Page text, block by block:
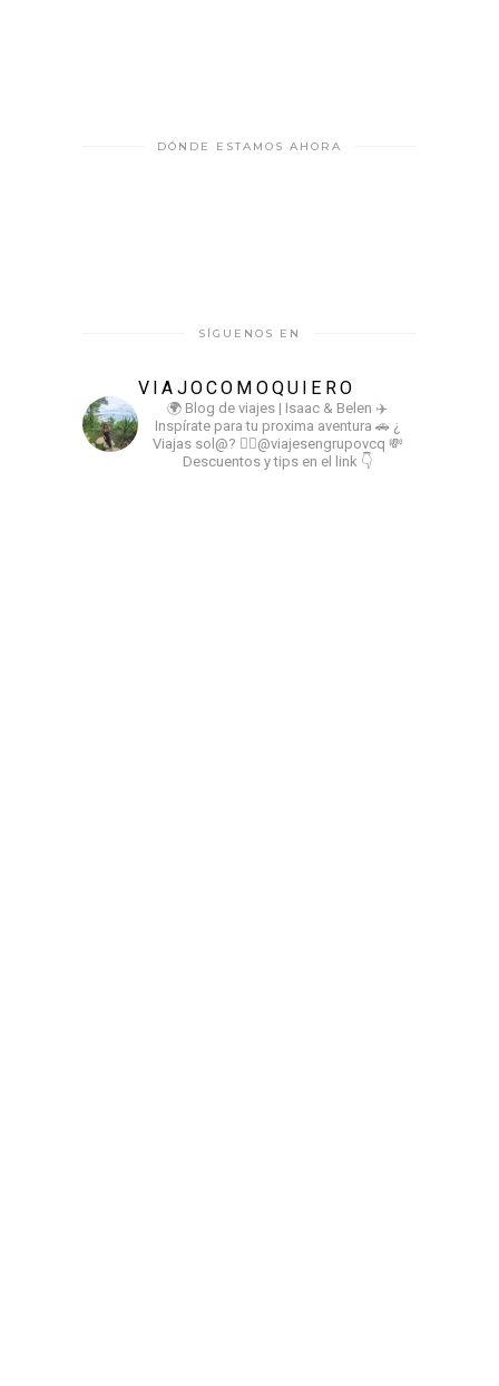
DÓNDE ESTAMOS AHORA
SÍGUENOS EN
VIAJOCOMOQUIERO
🌍 Blog de viajes | Isaac & Belen ✈️
Inspírate para tu proxima aventura 🚗 ¿
Viajas sol@? 👉🏻@viajesengrupovcq 💸
Descuentos y tips en el link 👇